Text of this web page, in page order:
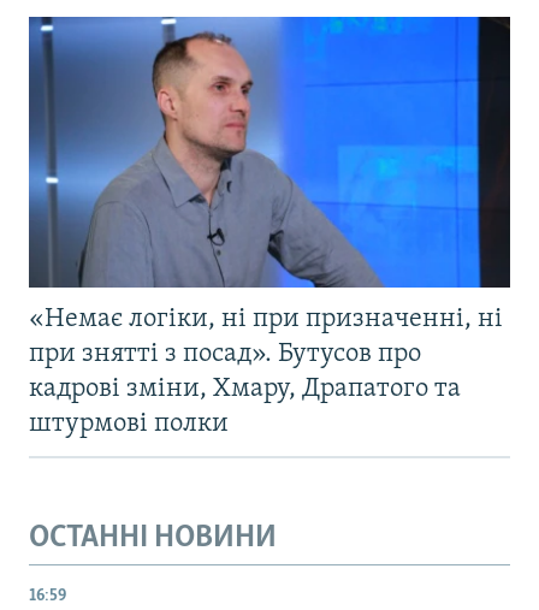
«Немає логіки, ні при призначенні, ні
при знятті з посад». Бутусов про
кадрові зміни, Хмару, Драпатого та
штурмові полки
ОСТАННІ НОВИНИ
16:59